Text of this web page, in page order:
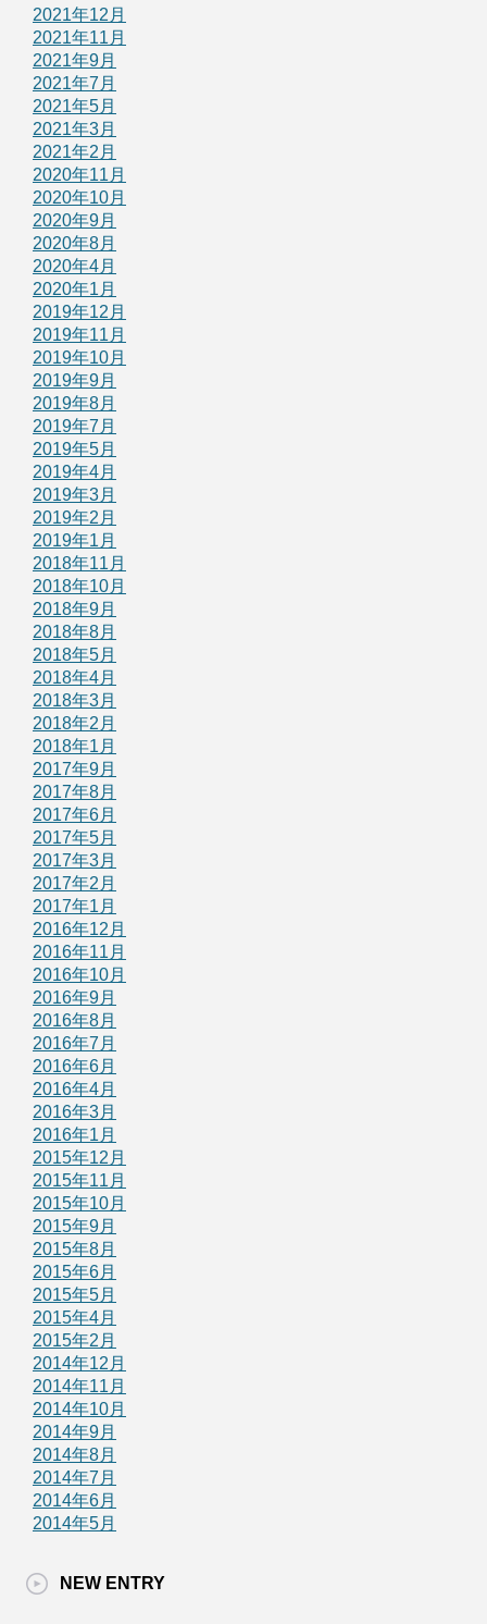
2021年12月
2021年11月
2021年9月
2021年7月
2021年5月
2021年3月
2021年2月
2020年11月
2020年10月
2020年9月
2020年8月
2020年4月
2020年1月
2019年12月
2019年11月
2019年10月
2019年9月
2019年8月
2019年7月
2019年5月
2019年4月
2019年3月
2019年2月
2019年1月
2018年11月
2018年10月
2018年9月
2018年8月
2018年5月
2018年4月
2018年3月
2018年2月
2018年1月
2017年9月
2017年8月
2017年6月
2017年5月
2017年3月
2017年2月
2017年1月
2016年12月
2016年11月
2016年10月
2016年9月
2016年8月
2016年7月
2016年6月
2016年4月
2016年3月
2016年1月
2015年12月
2015年11月
2015年10月
2015年9月
2015年8月
2015年6月
2015年5月
2015年4月
2015年2月
2014年12月
2014年11月
2014年10月
2014年9月
2014年8月
2014年7月
2014年6月
2014年5月
NEW ENTRY